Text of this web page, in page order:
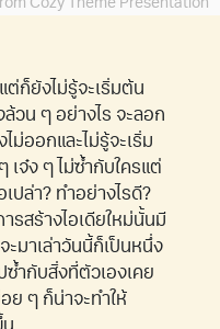
Cozy Theme Presentation
ต่ก็ยังไม่รู้จะเริ่มต้น
ล้วน ๆ อย่างไร จะลอก
ม่ออกและไม่รู้จะเริ่ม
จ๋ง ๆ ไม่ซ้ำกับใครแต่
ปล่า? ทำอย่างไรดี?
รสร้างไอเดียใหม่นั้นมี
ะมาเล่าวันนี้ก็เป็นหนึ่ง
ซ้ำกับสิ่งที่ตัวเองเคย
ย ๆ ก็น่าจะทำให้